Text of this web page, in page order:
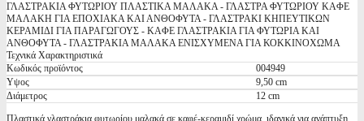
ΓΛΑΣΤΡΑΚΙΑ ΦΥΤΩΡΙΟΥ ΠΛΑΣΤΙΚΑ ΜΑΛΑΚΑ - ΓΛΑΣΤΡΑ ΦΥΤΩΡΙΟΥ ΚΑΦΕ
ΜΑΛΑΚΗ ΓΙΑ ΕΠΟΧΙΑΚΑ ΚΑΙ ΑΝΘΟΦΥΤΑ - ΓΛΑΣΤΡΑΚΙ ΚΗΠΕΥΤΙΚΩΝ
ΚΕΡΑΜΙΔΙ ΓΙΑ ΠΑΡΑΓΩΓΟΥΣ - ΚΑΦΕ ΓΛΑΣΤΡΑΚΙΑ ΓΙΑ ΦΥΤΩΡΙΑ ΚΑΙ
ΑΝΘΟΦΥΤΑ - ΓΛΑΣΤΡΑΚΙΑ ΜΑΛΑΚΑ ΕΝΙΣΧΥΜΕΝΑ ΓΙΑ ΚΟΚΚΙΝΟΧΩΜΑ
Τεχνικά Χαρακτηριστικά
Κωδικός προϊόντος
004949
Υψος
9,50 cm
Διάμετρος
12 cm